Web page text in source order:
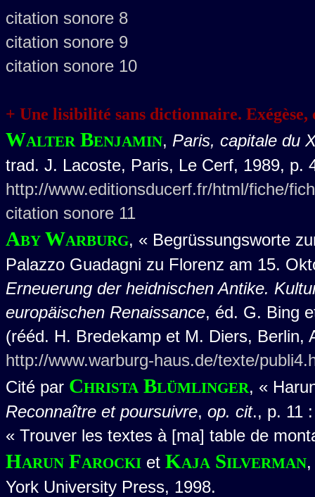
citation sonore 8
citation sonore 9
citation sonore 10
+ Une lisibilité sans dictionnaire.
Walter Benjamin, Paris, capitale du
trad. J. Lacoste, Paris, Le Cerf, 1989, p.
http://www.editionsducerf.fr/html/fiche/
citation sonore 11
Aby Warburg, « Begrüssungsworte
Palazzo Guadagni zu Florenz am 15.
Erneuerung der heidnischen Antike.
europäischen Renaissance, éd. G. Bing
(rééd. H. Bredekamp et M. Diers, Berlin,
http://www.warburg-haus.de/texte/
Cité par Christa Blümlinger, «
Reconnaître et poursuivre, op. cit., p. 11 :
« Trouver les textes à [ma] table de
Harun Farocki et Kaja Silverman
York University Press, 1998.